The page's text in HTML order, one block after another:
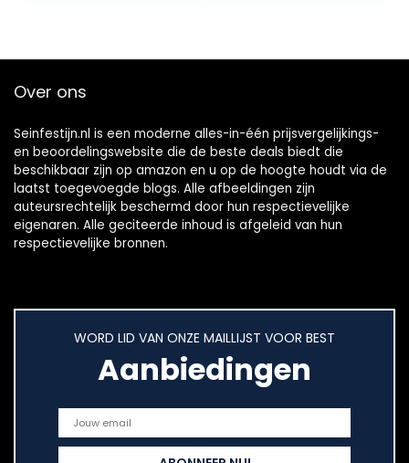
Over ons
Seinfestijn.nl is een moderne alles-in-één prijsvergelijkings-
en beoordelingswebsite die de beste deals biedt die
beschikbaar zijn op amazon en u op de hoogte houdt via de
laatst toegevoegde blogs. Alle afbeeldingen zijn
auteursrechtelijk beschermd door hun respectievelijke
eigenaren. Alle geciteerde inhoud is afgeleid van hun
respectievelijke bronnen.
WORD LID VAN ONZE MAILLIJST VOOR BEST
Aanbiedingen